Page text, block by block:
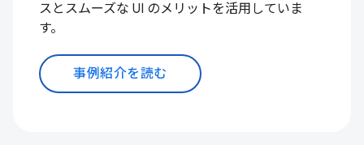
スとスムーズな UI のメリットを活用していま
す。
事例紹介を読む